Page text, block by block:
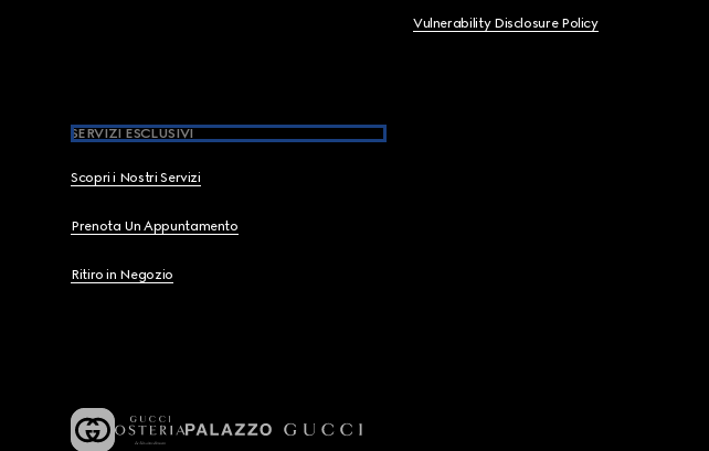
Vulnerability Disclosure Policy
SERVIZI ESCLUSIVI
Scopri i Nostri Servizi
Prenota Un Appuntamento
Ritiro in Negozio